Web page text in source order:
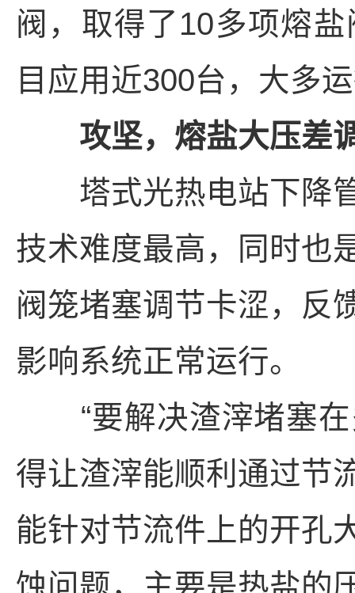
阀，取得了10多项熔
目应用近300台，大多
攻坚，熔盐大压差
塔式光热电站下降管
技术难度最高，同时也
阀笼堵塞调节卡涩，反
影响系统正常运行。
“要解决渣滓堵塞在
得让渣滓能顺利通过节
能针对节流件上的开孔
蚀问题，主要是热盐的